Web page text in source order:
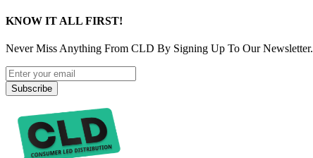
KNOW IT ALL FIRST!
Never Miss Anything From CLD By Signing Up To Our Newsletter.
Subscribe